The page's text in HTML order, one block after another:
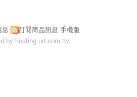
息 訂閱商品訊息 手機版
by hosting.url.com.tw